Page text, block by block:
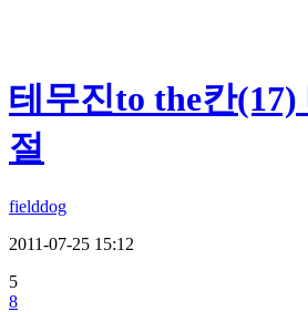
테무진to the칸(17)
절
fielddog
2011-07-25 15:12
5
8